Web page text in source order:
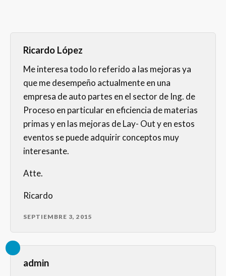
Ricardo López
Me interesa todo lo referido a las mejoras ya
que me desempeño actualmente en una
empresa de auto partes en el sector de Ing. de
Proceso en particular en eficiencia de materias
primas y en las mejoras de Lay- Out y en estos
eventos se puede adquirir conceptos muy
interesante.
Atte.
Ricardo
SEPTIEMBRE 3, 2015
admin